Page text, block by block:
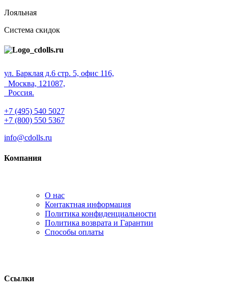
Лояльная
Система скидок
ул. Барклая д.6 стр. 5, офис 116,
Москва, 121087,
Россия.
+7 (495) 540 5027
+7 (800) 550 5367
info@cdolls.ru
Компания
О нас
Контактная информация
Политика конфиденциальности
Политика возврата и Гарантии
Способы оплаты
Ссылки